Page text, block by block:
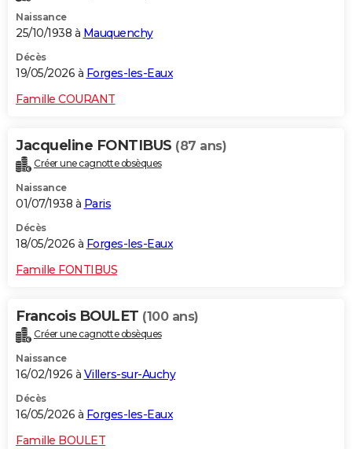
Naissance
25/10/1938 à Mauquenchy
Décès
19/05/2026 à Forges-les-Eaux
Famille COURANT
Jacqueline FONTIBUS (87 ans)
Créer une cagnotte obsèques
Naissance
01/07/1938 à Paris
Décès
18/05/2026 à Forges-les-Eaux
Famille FONTIBUS
Francois BOULET (100 ans)
Créer une cagnotte obsèques
Naissance
16/02/1926 à Villers-sur-Auchy
Décès
16/05/2026 à Forges-les-Eaux
Famille BOULET